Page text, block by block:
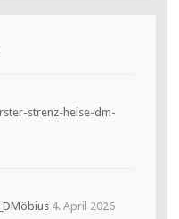
4. April 2026